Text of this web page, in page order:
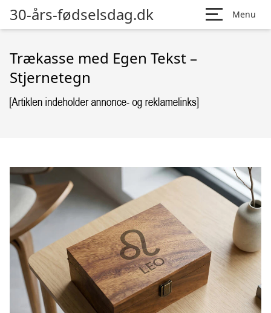
30-års-fødselsdag.dk Menu
Trækasse med Egen Tekst –
Stjernetegn